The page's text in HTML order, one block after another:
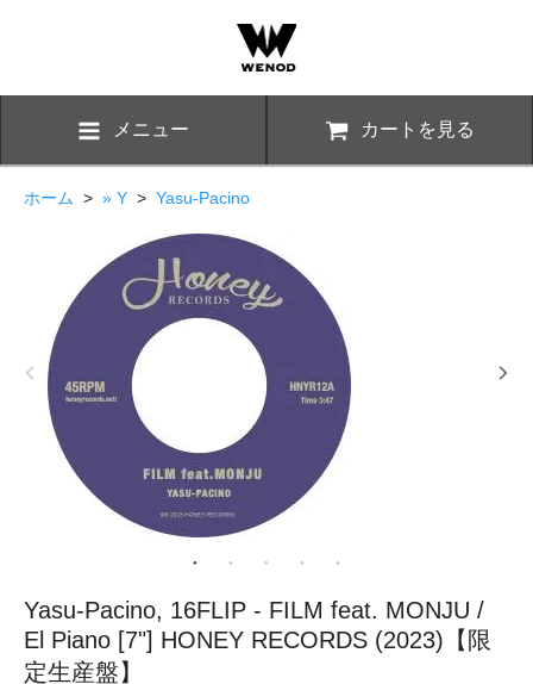
メニュー カートを見る
ホーム > » Y > Yasu-Pacino
Yasu-Pacino, 16FLIP - FILM feat. MONJU /
El Piano [7"] HONEY RECORDS (2023)【限
定生産盤】